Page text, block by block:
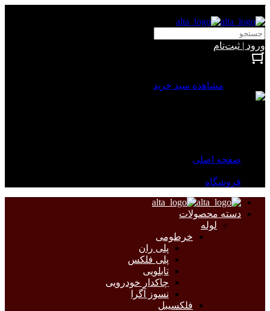
ورود | ثبت‌نام
مشاهده سبد خرید
صفحه اصلی
فروشگاه
دسته محصولات
لوله
خرطومی
پلی ران
پلی فلکس
تابلویی
چاکدار خودرویی
نسوز آگرا
فلکسیبل